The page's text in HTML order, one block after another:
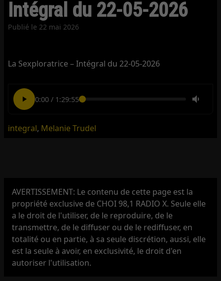
Intégral du 22-05-2026
Publié le 22 mai 2026
La Sexploratrice – Intégral du 22-05-2026
0:00/ 1:29:55
integral, Melanie Trudel
AVERTISSEMENT: Le contenu de cette page est la
propriété exclusive de CHOI 98,1 RADIO X. Seule elle
a le droit de l'utiliser, de le reproduire, de le
transmettre, de le diffuser ou de le rediffuser, en
totalité ou en partie, à sa seule discrétion, aussi, elle
est la seule à avoir, en exclusivité, le droit d'en
autoriser l'utilisation.